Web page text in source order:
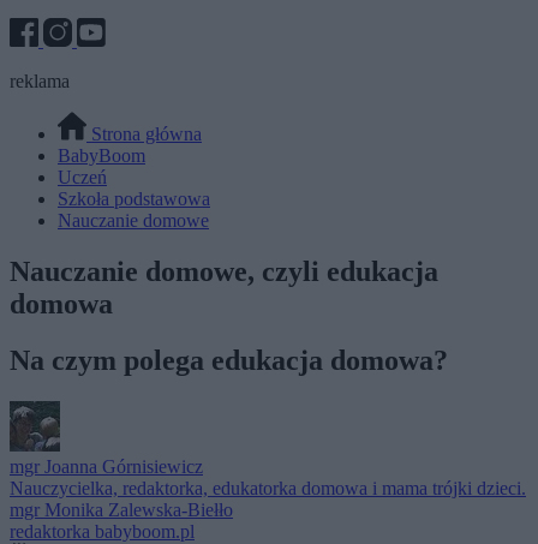
reklama
Strona główna
BabyBoom
Uczeń
Szkoła podstawowa
Nauczanie domowe
Nauczanie domowe, czyli edukacja
domowa
Na czym polega edukacja domowa?
mgr Joanna Górnisiewicz
Nauczycielka, redaktorka, edukatorka domowa i mama trójki dzieci.
mgr Monika Zalewska-Biełło
redaktorka babyboom.pl